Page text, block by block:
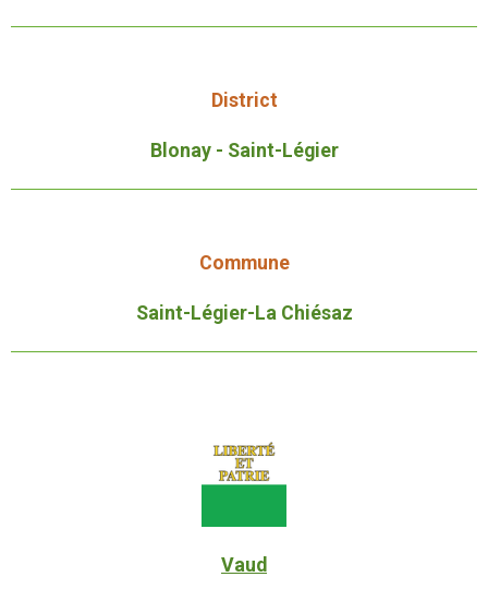
District
Blonay - Saint-Légier
Commune
Saint-Légier-La Chiésaz
Vaud